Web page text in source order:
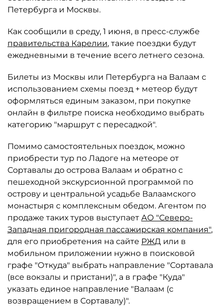
Петербурга и Москвы.
Как сообщили в среду, 1 июня, в пресс-службе
правительства Карелии, такие поездки будут
ежедневными в течение всего летнего сезона.
Билеты из Москвы или Петербурга на Валаам с
использованием схемы поезд + метеор будут
оформляться единым заказом, при покупке
онлайн в фильтре поиска необходимо выбрать
категорию "маршрут с пересадкой".
Помимо самостоятельных поездок, можно
приобрести тур по Ладоге на метеоре от
Сортавалы до острова Валаам и обратно с
пешеходной экскурсионной программой по
острову и центральной усадьбе Валаамского
монастыря с комплексным обедом. Агентом по
продаже таких туров выступает АО "Северо-
Западная пригородная пассажирская компания",
для его приобретения на сайте РЖД или в
мобильном приложении нужно в поисковой
графе "Откуда" выбрать направление "Сортавала
(все вокзалы и пристани)", а в графе "Куда"
указать единое направление "Валаам (с
возвращением в Сортавалу)".